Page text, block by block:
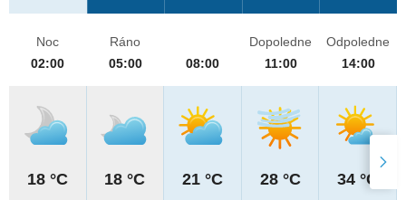
Noc
02:00
18 °C
Ráno
05:00
18 °C
08:00
21 °C
Dopoledne
11:00
28 °C
Odpoledne
14:00
34 °C